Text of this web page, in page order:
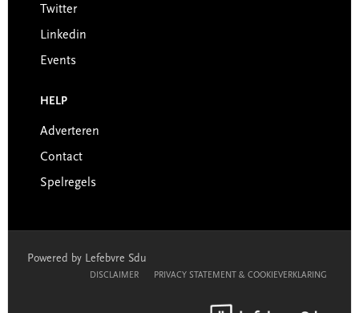
Twitter
Linkedin
Events
HELP
Adverteren
Contact
Spelregels
Powered by Lefebvre Sdu
DISCLAIMER PRIVACY STATEMENT & COOKIEVERKLARING